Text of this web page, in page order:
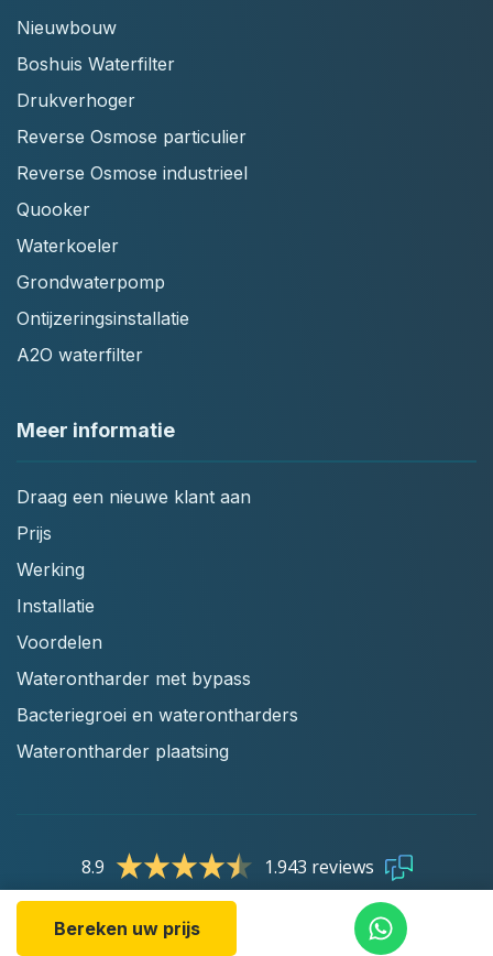
Nieuwbouw
Boshuis Waterfilter
Drukverhoger
Reverse Osmose particulier
Reverse Osmose industrieel
Quooker
Waterkoeler
Grondwaterpomp
Ontijzeringsinstallatie
A2O waterfilter
Meer informatie
Draag een nieuwe klant aan
Prijs
Werking
Installatie
Voordelen
Waterontharder met bypass
Bacteriegroei en waterontharders
Waterontharder plaatsing
8.9 1.943 reviews
Algemene voorwaarden
Bereken uw prijs